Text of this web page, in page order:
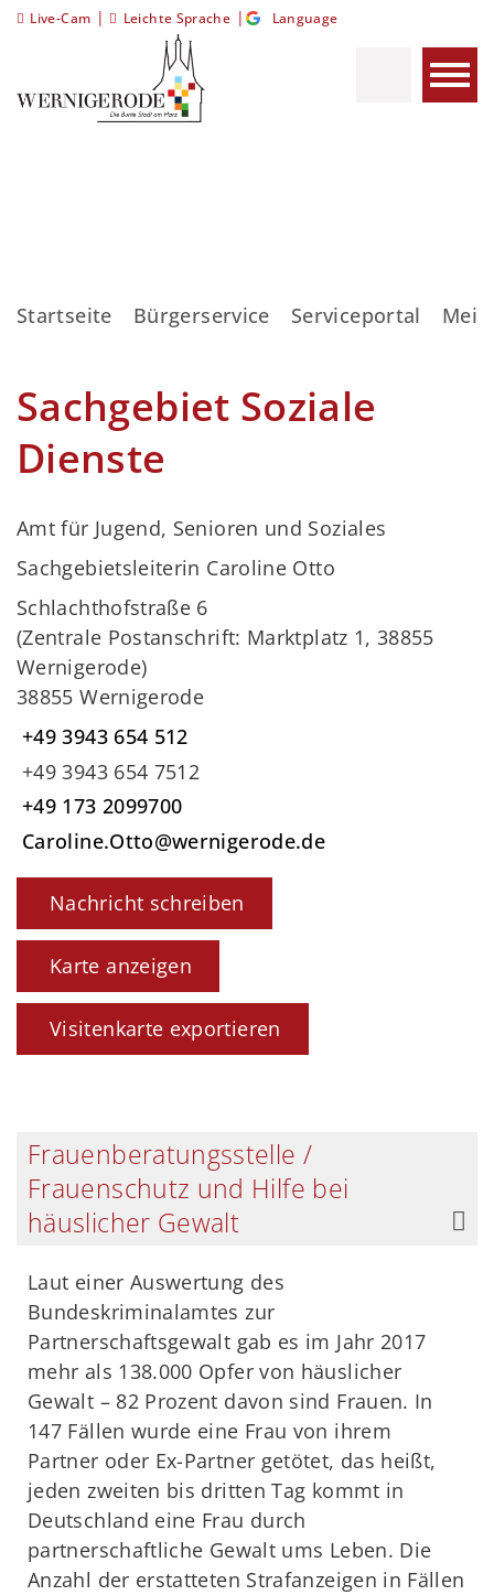
Live-Cam | Leichte Sprache | Language
Startseite Bürgerservice Serviceportal
Sachgebiet Soziale
Dienste
Amt für Jugend, Senioren und Soziales
Sachgebietsleiterin Caroline Otto
Schlachthofstraße 6
(Zentrale Postanschrift: Marktplatz 1, 38855
Wernigerode)
38855 Wernigerode
+49 3943 654 512
+49 3943 654 7512
+49 173 2099700
Caroline.Otto@wernigerode.de
Nachricht schreiben
Karte anzeigen
Visitenkarte exportieren
Frauenberatungsstelle /
Frauenschutz und Hilfe bei
häuslicher Gewalt
Laut einer Auswertung des
Bundeskriminalamtes zur
Partnerschaftsgewalt gab es im Jahr 2017
mehr als 138.000 Opfer von häuslicher
Gewalt – 82 Prozent davon sind Frauen. In
147 Fällen wurde eine Frau von ihrem
Partner oder Ex-Partner getötet, das heißt,
jeden zweiten bis dritten Tag kommt in
Deutschland eine Frau durch
partnerschaftliche Gewalt ums Leben. Die
Anzahl der erstatteten Strafanzeigen in Fällen